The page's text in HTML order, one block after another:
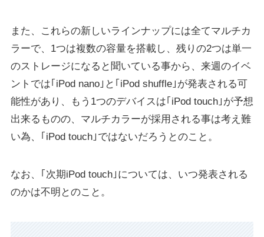
また、これらの新しいラインナップには全てマルチカ
ラーで、1つは複数の容量を搭載し、残りの2つは単一
のストレージになると聞いている事から、来週のイベ
ントでは｢iPod nano｣と｢iPod shuffle｣が発表される可
能性があり、もう1つのデバイスは｢iPod touch｣が予想
出来るものの、マルチカラーが採用される事は考え難
い為、｢iPod touch｣ではないだろうとのこと。
なお、｢次期iPod touch｣については、いつ発表される
のかは不明とのこと。